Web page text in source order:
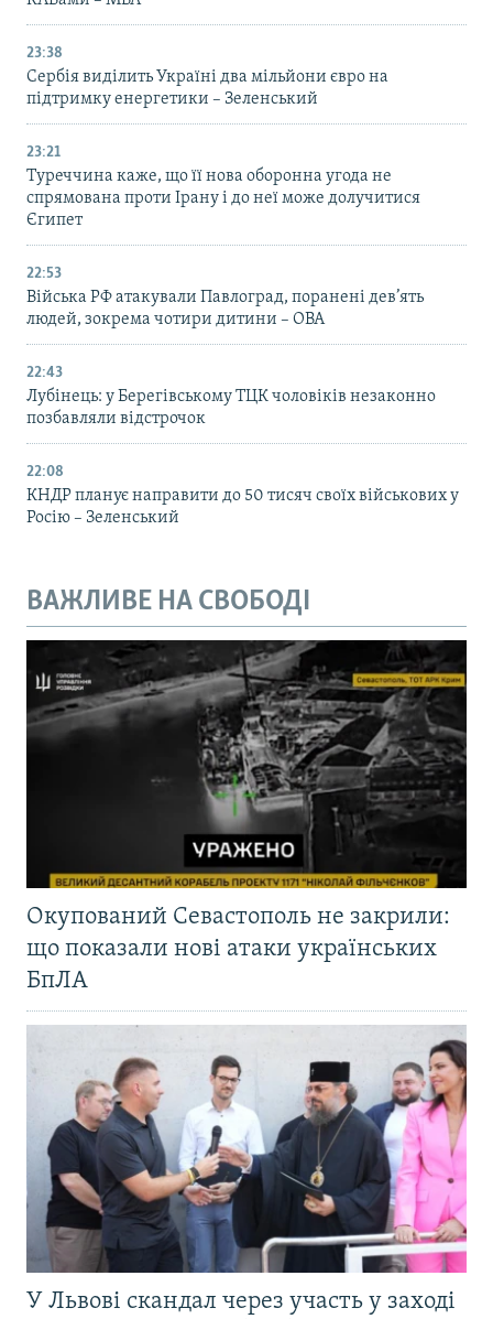
23:38
Сербія виділить Україні два мільйони євро на
підтримку енергетики – Зеленський
23:21
Туреччина каже, що її нова оборонна угода не
спрямована проти Ірану і до неї може долучитися
Єгипет
22:53
Війська РФ атакували Павлоград, поранені дев’ять
людей, зокрема чотири дитини – ОВА
22:43
Лубінець: у Берегівському ТЦК чоловіків незаконно
позбавляли відстрочок
22:08
КНДР планує направити до 50 тисяч своїх військових у
Росію – Зеленський
ВАЖЛИВЕ НА СВОБОДІ
Окупований Севастополь не закрили:
що показали нові атаки українських
БпЛА
У Львові скандал через участь у заході